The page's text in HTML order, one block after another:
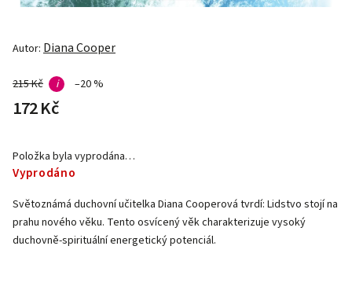
Autor: Diana Cooper
215 Kč i –20 %
172 Kč
Vyprodáno
Položka byla vyprodána…
Světoznámá duchovní učitelka Diana Cooperová tvrdí: Lidstvo stojí na
prahu nového věku. Tento osvícený věk charakterizuje vysoký
duchovně-spirituální energetický potenciál.